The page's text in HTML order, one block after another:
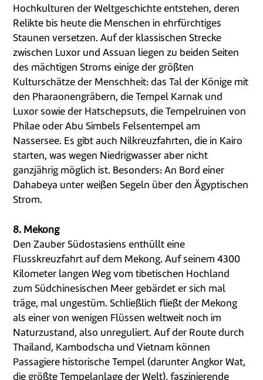
Hochkulturen der Weltgeschichte entstehen, deren
Relikte bis heute die Menschen in ehrfürchtiges
Staunen versetzen. Auf der klassischen Strecke
zwischen Luxor und Assuan liegen zu beiden Seiten
des mächtigen Stroms einige der größten
Kulturschätze der Menschheit: das Tal der Könige mit
den Pharaonengräbern, die Tempel Karnak und
Luxor sowie der Hatschepsuts, die Tempelruinen von
Philae oder Abu Simbels Felsentempel am
Nassersee. Es gibt auch Nilkreuzfahrten, die in Kairo
starten, was wegen Niedrigwasser aber nicht
ganzjährig möglich ist. Besonders: An Bord einer
Dahabeya unter weißen Segeln über den Ägyptischen
Strom.
8. Mekong
Den Zauber Südostasiens enthüllt eine
Flusskreuzfahrt auf dem Mekong. Auf seinem 4300
Kilometer langen Weg vom tibetischen Hochland
zum Südchinesischen Meer gebärdet er sich mal
träge, mal ungestüm. Schließlich fließt der Mekong
als einer von wenigen Flüssen weltweit noch im
Naturzustand, also unreguliert. Auf der Route durch
Thailand, Kambodscha und Vietnam können
Passagiere historische Tempel (darunter Angkor Wat,
die größte Tempelanlage der Welt), faszinierende